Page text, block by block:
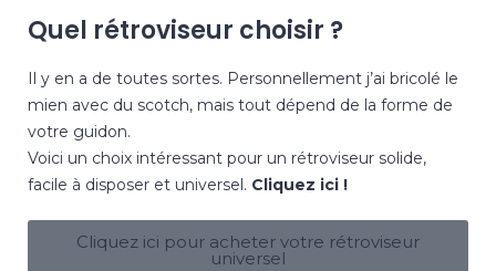
Quel rétroviseur choisir ?
Il y en a de toutes sortes. Personnellement j’ai bricolé le
mien avec du scotch, mais tout dépend de la forme de
votre guidon.
Voici un choix intéressant pour un rétroviseur solide,
facile à disposer et universel. Cliquez ici !
Cliquez ici pour acheter votre rétroviseur
universel